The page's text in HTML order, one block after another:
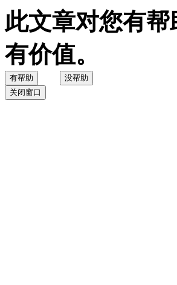
此文章对您有
有价值。